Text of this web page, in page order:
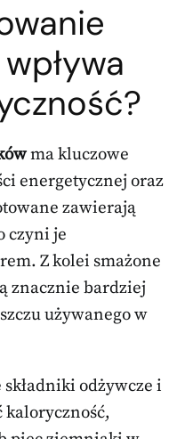
ma kluczowe
energetycznej oraz
zawierają
czyni je
Z kolei smażone
znacznie bardziej
używanego w
odżywcze i
kaloryczność,